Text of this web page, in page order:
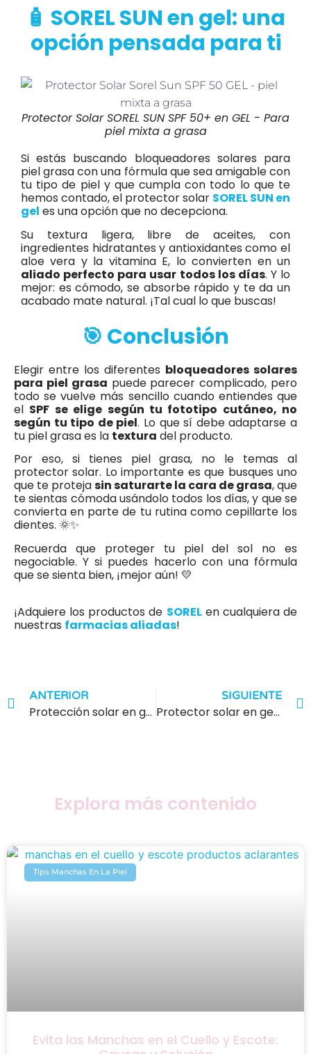
🧴 SOREL SUN en gel: una
opción pensada para ti
Protector Solar SOREL SUN SPF 50+ en GEL - Para
piel mixta a grasa
Si estás buscando bloqueadores solares para
piel grasa con una fórmula que sea amigable con
tu tipo de piel y que cumpla con todo lo que te
hemos contado, el protector solar SOREL SUN en
gel es una opción que no decepciona.
Su textura ligera, libre de aceites, con
ingredientes hidratantes y antioxidantes como el
aloe vera y la vitamina E, lo convierten en un
aliado perfecto para usar todos los días. Y lo
mejor: es cómodo, se absorbe rápido y te da un
acabado mate natural. ¡Tal cual lo que buscas!
🎯 Conclusión
Elegir entre los diferentes bloqueadores solares
para piel grasa puede parecer complicado, pero
todo se vuelve más sencillo cuando entiendes que
el SPF se elige según tu fototipo cutáneo, no
según tu tipo de piel. Lo que sí debe adaptarse a
tu piel grasa es la textura del producto.
Por eso, si tienes piel grasa, no le temas al
protector solar. Lo importante es que busques uno
que te protejasin saturarte la cara de grasa, que
te sientas cómoda usándolo todos los días, y que se
convierta en parte de tu rutina como cepillarte los
dientes. 🌞✨
Recuerda que proteger tu piel del sol no es
negociable. Y si puedes hacerlo con una fórmula
que se sienta bien, ¡mejor aún! 💛
¡Adquiere los productos de SORELen cualquiera de
nuestras farmacias aliadas!
ANTERIOR
Protección solar en gel: Mantenimiento del equilibrio en pieles grasas
SIGUIENTE
Protector solar en gel: Aliado contra el envejecimiento prematuro en pieles mixtas
Explora más contenido
Tips Manchas En La Piel
Evita las Manchas en el Cuello y Escote: